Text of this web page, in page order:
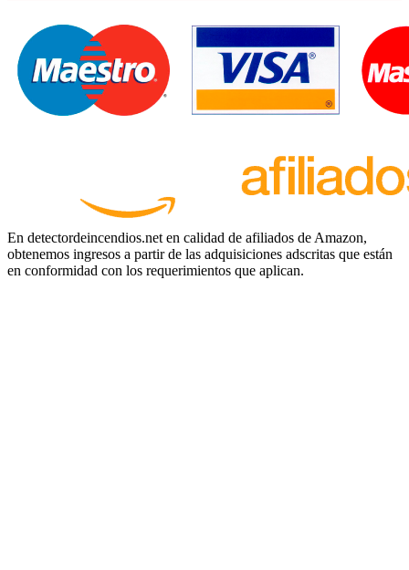
En detectordeincendios.net en calidad de afiliados de Amazon,
obtenemos ingresos a partir de las adquisiciones adscritas que están
en conformidad con los requerimientos que aplican.